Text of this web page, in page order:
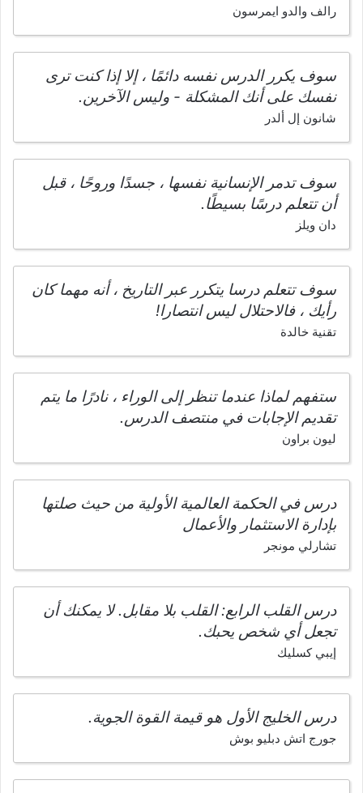
رالف والدو ايمرسون
سوف يكرر الدرس نفسه دائمًا ، إلا إذا كنت ترى
نفسك على أنك المشكلة - وليس الآخرين.
شانون إل ألدر
سوف تدمر الإنسانية نفسها ، جسدًا وروحًا ، قبل
أن تتعلم درسًا بسيطًا.
دان ويلز
سوف تتعلم درسا يتكرر عبر التاريخ ، أنه مهما كان
رأيك ، فالاحتلال ليس انتصارا!
تقنية خالدة
ستفهم لماذا عندما تنظر إلى الوراء ، نادرًا ما يتم
تقديم الإجابات في منتصف الدرس.
ليون براون
درس في الحكمة العالمية الأولية من حيث صلتها
بإدارة الاستثمار والأعمال
تشارلي مونجر
درس القلب الرابع: القلب بلا مقابل. لا يمكنك أن
تجعل أي شخص يحبك.
إيبي كسليك
درس الخليج الأول هو قيمة القوة الجوية.
جورج اتش دبليو بوش